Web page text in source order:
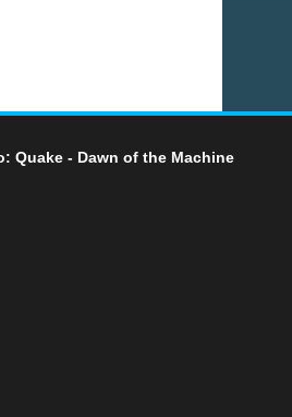
Quake - Dawn of the Machine